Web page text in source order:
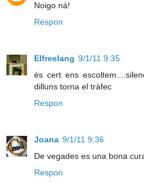
Noigo ná!
Respon
Elfreelang 9/1/11 9:35
és cert ens
dilluns torna el tràfec
Respon
Joana 9/1/11 9:36
De vegades es una bona
Respon